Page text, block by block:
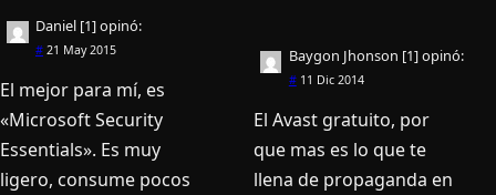
Daniel [1]opinó:
# 21 May 2015
El mejor para mí, es
«Microsoft Security
Essentials». Es muy
ligero, consume pocos
Baygon Jhonson [1]opinó:
#11 Dic 2014
El Avast gratuito, por
que mas es lo que te
llena de propaganda en